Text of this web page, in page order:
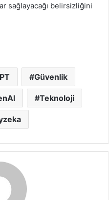
sağlayacağı belirsizliğini
Güvenlik
Teknoloji